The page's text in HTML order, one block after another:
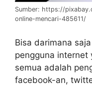
Sumber: https://
online-mencari-485611/
Bisa darimana
pengguna internet
semua adalah
facebook-an,